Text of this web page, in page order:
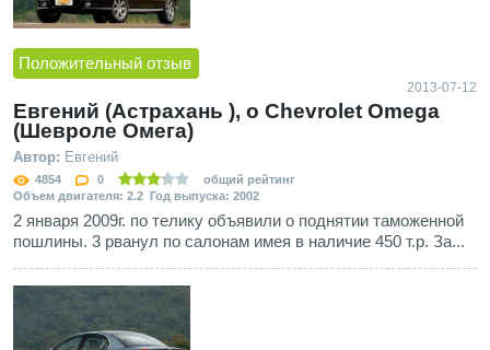
Положительный отзыв
2013-07-12
Евгений (Астрахань ), о Chevrolet Omega
(Шевроле Омега)
Автор: Евгений
4854 0
общий рейтинг
Объем двигателя: 2.2 Год выпуска: 2002
2 января 2009г. по телику объявили о поднятии таможенной
пошлины. 3 рванул по салонам имея в наличие 450 т.р. За...